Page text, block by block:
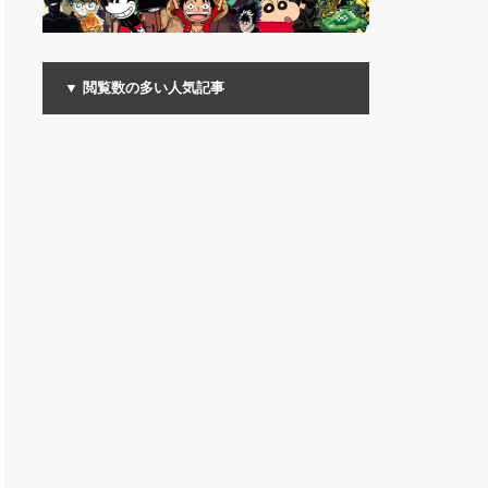
▼ 閲覧数の多い人気記事